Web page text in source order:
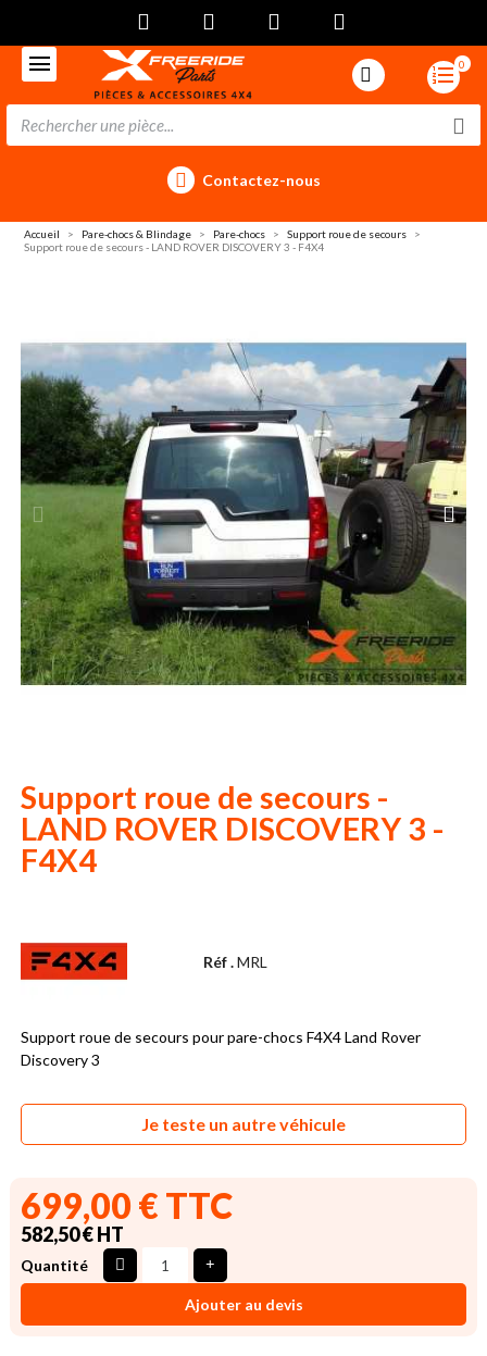
0
Contactez-nous
Accueil Pare-chocs & Blindage Pare-chocs
Support roue de secours
Support roue de secours - LAND ROVER DISCOVERY 3 - F4X4
Support roue de secours -
LAND ROVER DISCOVERY 3 -
F4X4
Réf .MRL
Support roue de secours pour pare-chocs F4X4 Land Rover
Discovery 3
Je teste un autre véhicule
699,00 € TTC
582,50 € HT
Quantité
Ajouter au devis